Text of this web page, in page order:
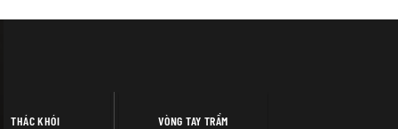
THÁC KHÓI VÒNG TAY TRẦM